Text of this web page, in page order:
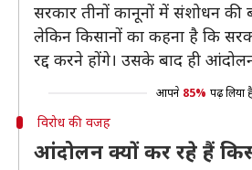
सरकार तीनों कानूनों में संशोधन की
लेकिन किसानों का कहना है कि
रद्द करने होंगे। उसके बाद ही
आपने 85% पढ़ लिया
विरोध की वजह
आंदोलन क्यों कर रहे हैं